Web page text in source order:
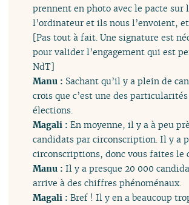
prennent en photo avec le pacte sur
l’ordinateur et ils nous l’envoient,
[Pas tout à fait. Une signature est
pour valider l’engagement qui est
NdT]
Manu : Sachant qu’il y a plein de
crois que c’est une des particularités
élections.
Magali :En moyenne, il y a à peu
candidats par circonscription. Il y a
circonscriptions, donc vous faites le
Manu :Il y a presque 20 000
arrive à des chiffres phénoménaux.
Magali :Bref ! Il y en a beaucoup